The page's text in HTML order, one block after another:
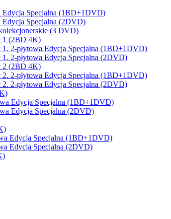
Edycja Specjalna (1BD+1DVD)
Edycja Specjalna (2DVD)
(3 DVD)
1 (2BD 4K)
2-płytowa Edycja Specjalna (1BD+1DVD)
2-płytowa Edycja Specjalna (2DVD)
2 (2BD 4K)
2-płytowa Edycja Specjalna (1BD+1DVD)
2-płytowa Edycja Specjalna (2DVD)
Edycja Specjalna (1BD+1DVD)
Edycja Specjalna (2DVD)
Edycja Specjalna (1BD+1DVD)
Edycja Specjalna (2DVD)